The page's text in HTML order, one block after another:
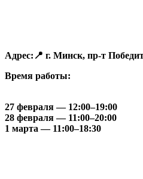
Адрес: 📍 г. Минск, пр-т
Время работы:
27 февраля — 12:00–19:00
28 февраля — 11:00–20:00
1 марта — 11:00–18:30